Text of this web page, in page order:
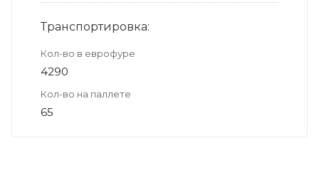
Транспортировка:
Кол-во в еврофуре
4290
Кол-во на паллете
65